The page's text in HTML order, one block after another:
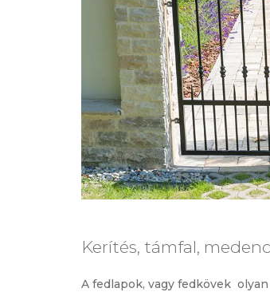
Kerítés, támfal,
A fedlapok, vagy fedkövek